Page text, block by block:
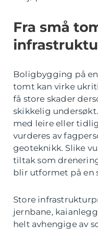
Fra små
Boligbygging på
tomt kan virke
få store skader
skikkelig
med leire eller
vurderes av
geoteknikk. Slike
tiltak som
blir utformet på en
Store
jernbane,
helt avhengige av